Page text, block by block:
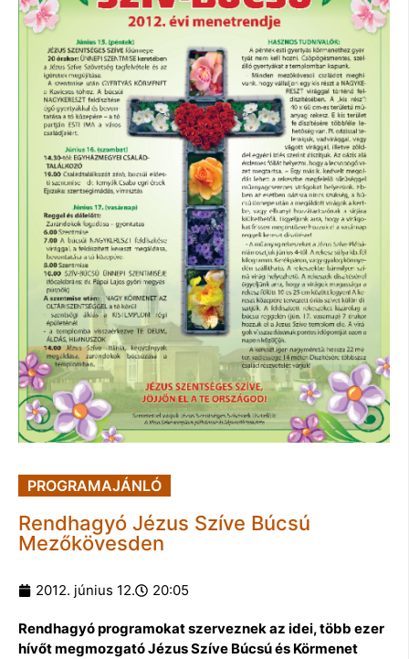
PROGRAMAJÁNLÓ
Rendhagyó Jézus Szíve Búcsú
Mezőkövesden
2012. június 12. 20:05
Rendhagyó programokat szerveznek az idei, több ezer
hívőt megmozgató Jézus Szíve Búcsú és Körmenet